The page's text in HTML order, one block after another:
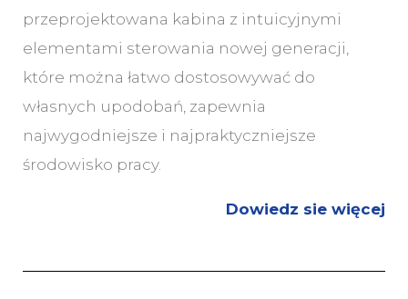
przeprojektowana kabina z intuicyjnymi
elementami sterowania nowej generacji,
które można łatwo dostosowywać do
własnych upodobań, zapewnia
najwygodniejsze i najpraktyczniejsze
środowisko pracy.
Dowiedz sie więcej